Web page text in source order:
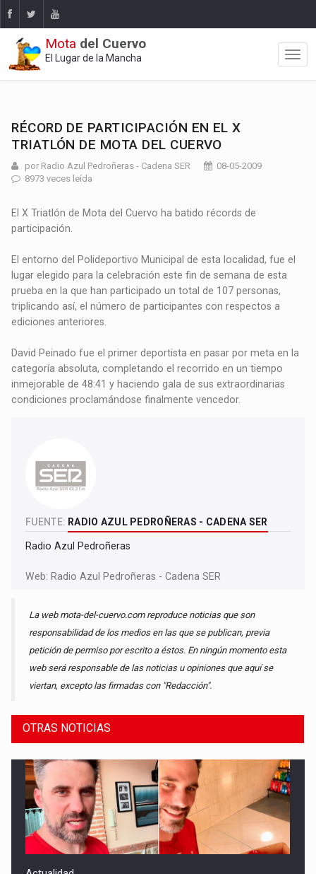
Mota del Cuervo
El Lugar de la Mancha
RÉCORD DE PARTICIPACIÓN EN EL X
TRIATLÓN DE MOTA DEL CUERVO
por Radio Azul Pedroñeras - Cadena SER
08-05-2009
8973 veces leída
El X Triatlón de Mota del Cuervo ha batido récords de
participación.
El entorno del Polideportivo Municipal de esta localidad, fue el
lugar elegido para la celebración este fin de semana de esta
prueba en la que han participado un total de 107 personas,
triplicando así, el número de participantes con respectos a
ediciones anteriores.
David Peinado fue el primer deportista en pasar por meta en la
categoría absoluta, completando el recorrido en un tiempo
inmejorable de 48:41 y haciendo gala de sus extraordinarias
condiciones proclamándose finalmente vencedor.
FUENTE: RADIO AZUL PEDROÑERAS - CADENA SER
Radio Azul Pedroñeras
Web: Radio Azul Pedroñeras - Cadena SER
La web mota-del-cuervo.com reproduce noticias que son
responsabilidad de los medios en las que se publican, previa
petición de permiso por escrito a éstos. En ningún momento esta
web será responsable de las noticias u opiniones que aquí se
viertan, excepto las firmadas con "Redacción".
OTRAS NOTICIAS
Actualidad
Y La Profecía se hizo realidad